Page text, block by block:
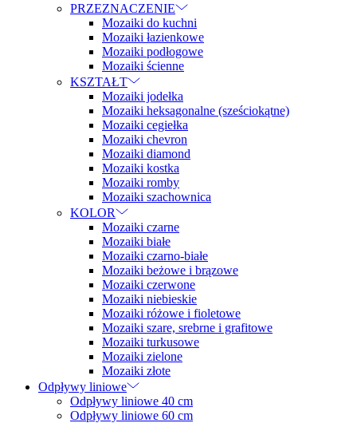
PRZEZNACZENIE
Mozaiki do kuchni
Mozaiki łazienkowe
Mozaiki podłogowe
Mozaiki ścienne
KSZTAŁT
Mozaiki jodełka
Mozaiki heksagonalne (sześciokątne)
Mozaiki cegiełka
Mozaiki chevron
Mozaiki diamond
Mozaiki kostka
Mozaiki romby
Mozaiki szachownica
KOLOR
Mozaiki czarne
Mozaiki białe
Mozaiki czarno-białe
Mozaiki beżowe i brązowe
Mozaiki czerwone
Mozaiki niebieskie
Mozaiki różowe i fioletowe
Mozaiki szare, srebrne i grafitowe
Mozaiki turkusowe
Mozaiki zielone
Mozaiki złote
Odpływy liniowe
Odpływy liniowe 40 cm
Odpływy liniowe 60 cm